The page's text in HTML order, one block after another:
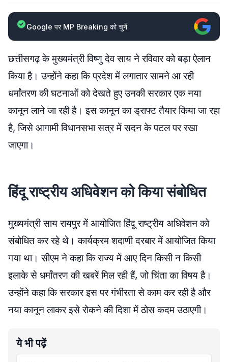
Google पर MP Breaking को चुनें
छत्तीसगढ़ के मुख्यमंत्री विष्णु देव साय ने रविवार को बड़ा ऐलान
किया है। उन्होंने कहा कि प्रदेश में लगातार सामने आ रही
धर्मांतरण की घटनाओं को देखते हुए उनकी सरकार एक नया
कानून लाने जा रही है। इस कानून का ड्राफ्ट तैयार किया जा रहा
है, जिसे आगामी विधानसभा सत्र में सदन के पटल पर रखा
जाएगा।
हिंदू राष्ट्रीय अधिवेशन को किया संबोधित
मुख्यमंत्री साय रायपुर में आयोजित हिंदू राष्ट्रीय अधिवेशन को
संबोधित कर रहे थे। कार्यक्रम शदाणी दरबार में आयोजित किया
गया था। सीएम ने कहा कि राज्य में आए दिन किसी न किसी
इलाके से धर्मांतरण की खबरें मिल रही हैं, जो चिंता का विषय है।
उन्होंने कहा कि सरकार इस पर गंभीरता से काम कर रही है और
नया कानून लाकर इसे रोकने की दिशा में ठोस कदम उठाएगी।
ये भी पढ़ें